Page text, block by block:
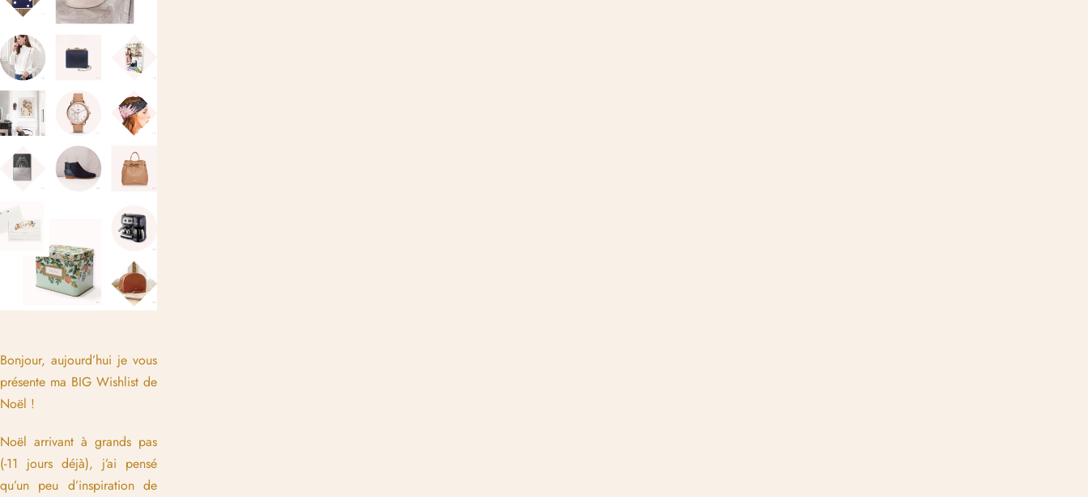
Bonjour, aujourd’hui je vous
présente ma BIG Wishlist de
Noël !
Noël arrivant à grands pas
(-11 jours déjà), j’ai pensé
qu’un peu d’inspiration de